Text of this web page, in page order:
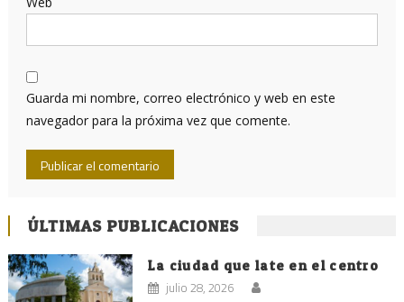
Guarda mi nombre, correo electrónico y web en este
navegador para la próxima vez que comente.
ÚLTIMAS PUBLICACIONES
La ciudad que late en el centro
julio 28, 2026